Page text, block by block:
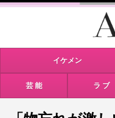
イケメン
芸 能 ラ ブ